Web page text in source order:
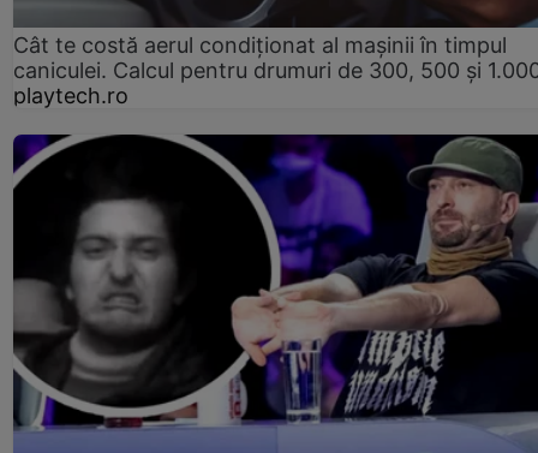
Cât te costă aerul condiționat al mașinii în timpul
caniculei. Calcul pentru drumuri de 300, 500 și
playtech.ro